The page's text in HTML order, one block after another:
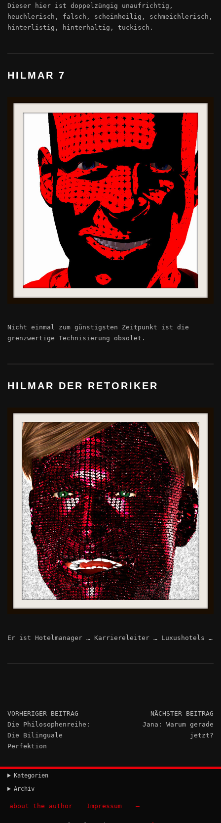
Dieser hier ist doppelzüngig unaufrichtig,
heuchlerisch, falsch, scheinheilig, schmeichlerisch,
hinterlistig, hinterhältig, tückisch.
HILMAR 7
Nicht einmal zum günstigsten Zeitpunkt ist die
grenzwertige Technisierung obsolet.
HILMAR DER RETORIKER
Er ist Hotelmanager … Karriereleiter … Luxushotels …
VORHERIGER BEITRAG
Die Philosophenreihe:
Die Bilinguale
Perfektion
NÄCHSTER BEITRAG
Jana: Warum gerade
jetzt?
Kategorien
Archiv
about the author Impressum –